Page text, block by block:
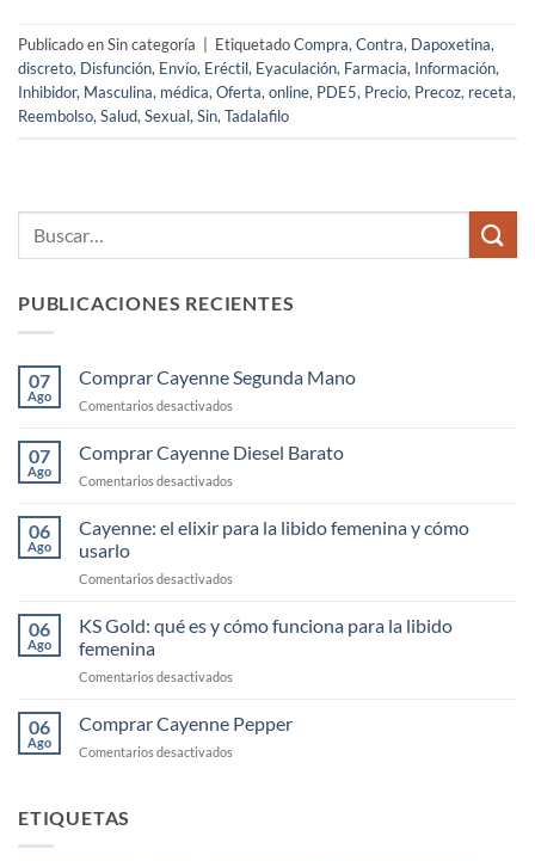
Publicado en Sin categoría EtiquetadoCompra,Contra, Dapoxetina,
discreto, Disfunción, Envío, Eréctil, Eyaculación, Farmacia, Información,
Inhibidor, Masculina, médica,Oferta,online, PDE5, Precio, Precoz, receta,
Reembolso,Salud,Sexual,Sin,Tadalafilo
PUBLICACIONES RECIENTES
07
Ago
Comprar Cayenne Segunda Mano
Comentarios desactivados
Cayenne
Segunda
Mano
07
Ago
Comprar Cayenne Diesel Barato
Comentarios desactivados
Cayenne
Diesel
06
Ago
Cayenne: el elixir para la libido femenina y cómo
usarlo
Comentarios desactivados
el
elixir
la
femenina
cómo
06
Ago
KS Gold: qué es y cómo funciona para la libido
femenina
Comentarios desactivados
Gold:
qué
es
06
Ago
Comprar Cayenne Pepper
Comentarios desactivados
ETIQUETAS